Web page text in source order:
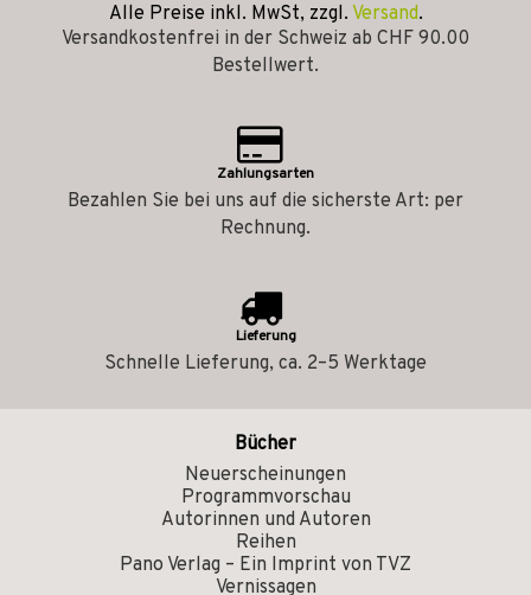
Alle Preise inkl. MwSt, zzgl. Versand.
Versandkostenfrei in der Schweiz ab CHF 90.00
Bestellwert.
Zahlungsarten
Bezahlen Sie bei uns auf die sicherste Art: per
Rechnung.
Lieferung
Schnelle Lieferung, ca. 2–5 Werktage
Bücher
Neuerscheinungen
Programmvorschau
Autorinnen und Autoren
Reihen
Pano Verlag – Ein Imprint von TVZ
Vernissagen